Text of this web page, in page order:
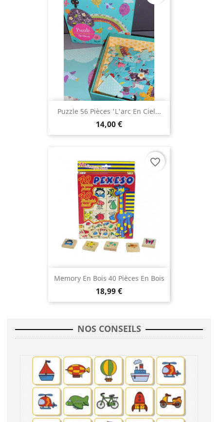
Puzzle 56 Pièces 'L'arc En Ciel...
14,00 €
Memory En Bois 40 Pièces En Bois
18,99 €
favorite_border
NOS CONSEILS